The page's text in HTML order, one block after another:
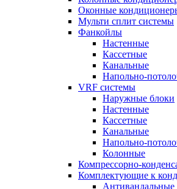
Оконные
Мульти сплит системы
Фанкойлы
Настенные
Кассетные
Канальные
Напольно-
VRF системы
Наружные блоки
Настенные
Кассетные
Канальные
Напольно-
Колонные
Компрессорно-
Комплектующие к
Антивандальные